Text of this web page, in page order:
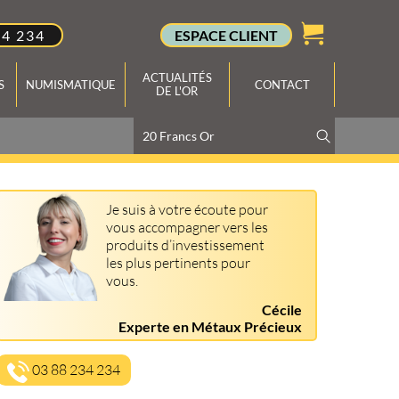
234 ESPACE CLIENT
NUMISMATIQUE
ACTUALITÉS
DE L'OR
CONTACT
Je suis à votre écoute pour
vous accompagner vers les
produits d’investissement
les plus pertinents pour
vous.
Cécile
Experte en Métaux Précieux
03 88 234 234